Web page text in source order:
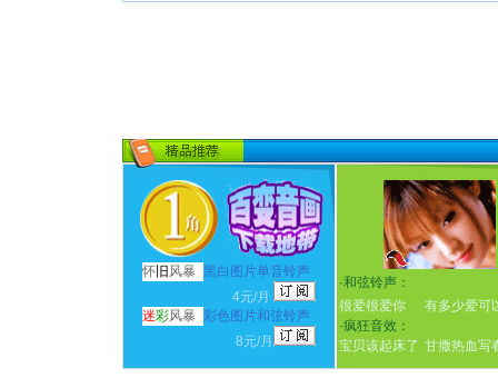
怀 旧 风暴
黑白图片单音铃声
4元/月
迷彩风暴 彩色图片和弦铃声
8元/月
·和弦铃声：
很爱很爱你
有多少爱可
·疯狂音效：
宝贝该起床了 甘撒热血写